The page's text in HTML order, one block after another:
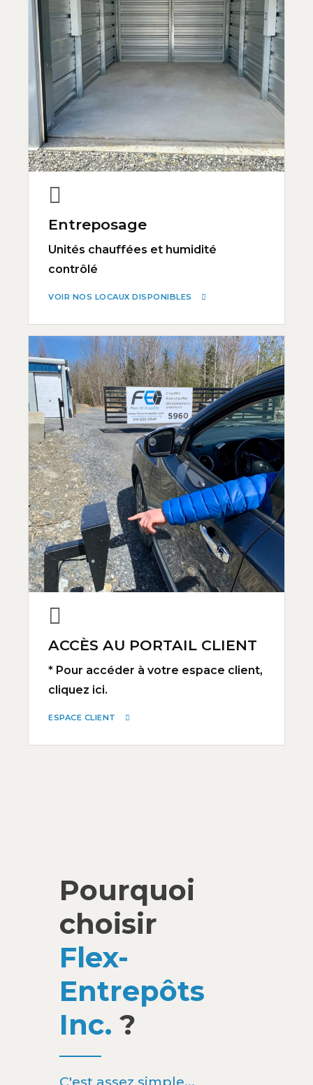
Entreposage
Unités chauffées et humidité
contrôlé
VOIR NOS LOCAUX DISPONIBLES
ACCÈS AU PORTAIL CLIENT
* Pour accéder à votre espace client,
cliquez ici.
ESPACE CLIENT
Pourquoi
choisir
Flex-
Entrepôts
Inc. ?
C'est assez simple...